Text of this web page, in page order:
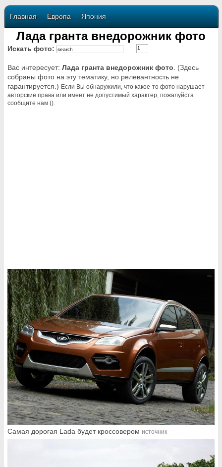
Главная Европа Япония
Лада гранта внедорожник фото
Искать фото:
Вас интересует: Лада гранта внедорожник фото . (Здесь
собраны фото на эту тематику, но релевантность не
гарантируется.) Если Вы обнаружили, что какое-то фото нарушает
авторские права или имеет не допустимый характер, пожалуйста
сообщите нам ().
Самая дорогая Lada будет кроссовером источник